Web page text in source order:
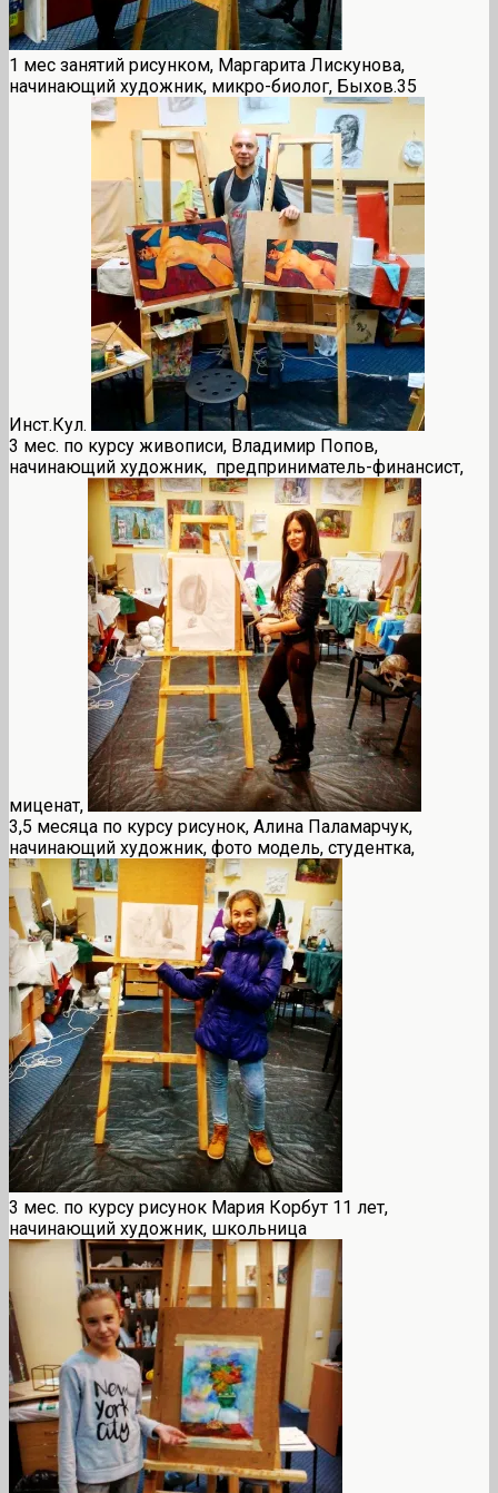
1 мес занятий рисунком, Маргарита Лискунова,
начинающий художник, микро-биолог, Быхов.35
Инст.Кул.
3 мес. по курсу живописи, Владимир Попов,
начинающий художник, предприниматель-финансист,
миценат,
3,5 месяца по курсу рисунок, Алина Паламарчук,
начинающий художник, фото модель, студентка,
3 мес. по курсу рисунок Мария Корбут 11 лет,
начинающий художник, школьница